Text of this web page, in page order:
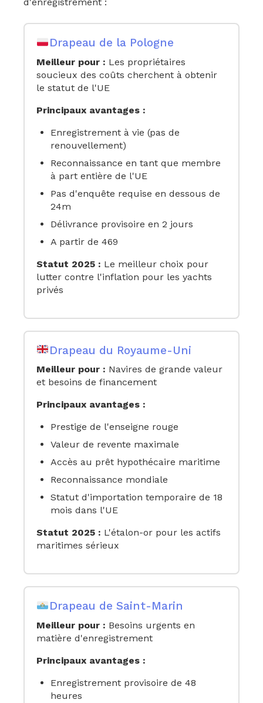
Drapeau de la Pologne
Meilleur pour : Les propriétaires
soucieux des coûts cherchent à obtenir
le statut de l'UE
Principaux avantages :
Enregistrement à vie (pas de
renouvellement)
Reconnaissance en tant que membre
à part entière de l'UE
Pas d'enquête requise en dessous de
24m
Délivrance provisoire en 2 jours
A partir de 469
Statut 2025 : Le meilleur choix pour
lutter contre l'inflation pour les yachts
privés
Drapeau du Royaume-Uni
Meilleur pour : Navires de grande valeur
et besoins de financement
Principaux avantages :
Prestige de l'enseigne rouge
Valeur de revente maximale
Accès au prêt hypothécaire maritime
Reconnaissance mondiale
Statut d'importation temporaire de 18
mois dans l'UE
Statut 2025 : L'étalon-or pour les actifs
maritimes sérieux
Drapeau de Saint-Marin
Meilleur pour : Besoins urgents en
matière d'enregistrement
Principaux avantages :
Enregistrement provisoire de 48
heures